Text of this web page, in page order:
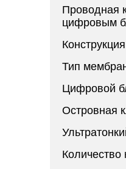
Проводная
цифровым
Конструкция
Тип
Цифровой
Островная